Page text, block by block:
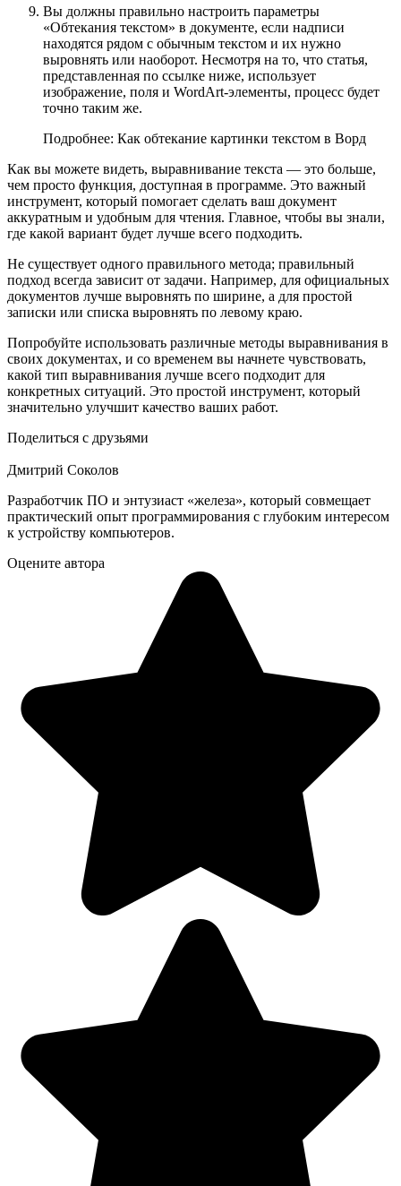
Вы должны правильно настроить параметры
«Обтекания текстом» в документе, если надписи
находятся рядом с обычным текстом и их нужно
выровнять или наоборот. Несмотря на то, что статья,
представленная по ссылке ниже, использует
изображение, поля и WordArt-элементы, процесс будет
точно таким же.
Подробнее: Как обтекание картинки текстом в Ворд
Как вы можете видеть, выравнивание текста — это больше,
чем просто функция, доступная в программе. Это важный
инструмент, который помогает сделать ваш документ
аккуратным и удобным для чтения. Главное, чтобы вы знали,
где какой вариант будет лучше всего подходить.
Не существует одного правильного метода; правильный
подход всегда зависит от задачи. Например, для официальных
документов лучше выровнять по ширине, а для простой
записки или списка выровнять по левому краю.
Попробуйте использовать различные методы выравнивания в
своих документах, и со временем вы начнете чувствовать,
какой тип выравнивания лучше всего подходит для
конкретных ситуаций. Это простой инструмент, который
значительно улучшит качество ваших работ.
Поделиться с друзьями
Дмитрий Соколов
Разработчик ПО и энтузиаст «железа», который совмещает
практический опыт программирования с глубоким интересом
к устройству компьютеров.
Оцените автора